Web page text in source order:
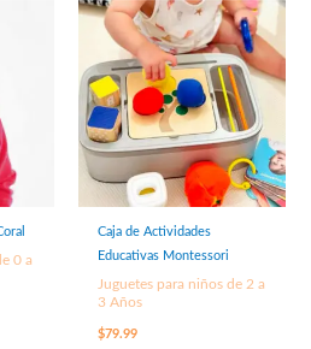
0 a
Caja de Actividades
Educativas Montessori
Juguetes para niños de 2 a
3 Años
$79.99